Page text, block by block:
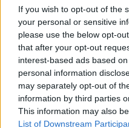
If you wish to opt-out of the
your personal or sensitive
please use the below opt-
that after your opt-out
interest-based ads based
personal information
may separately opt-out of
information by third parties
This information may also
List of Downstream